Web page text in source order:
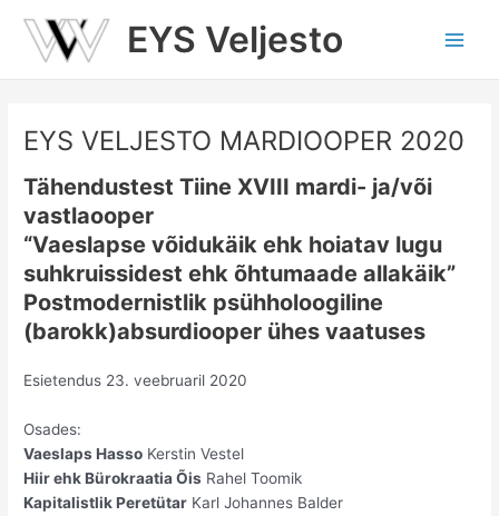
content
EYS Veljesto
EYS VELJESTO MARDIOOPER 2020
Tähendustest Tiine XVIII mardi- ja/või
vastlaooper
“Vaeslapse võidukäik ehk hoiatav lugu
suhkruissidest ehk õhtumaade allakäik”
Postmodernistlik psühholoogiline
(barokk)absurdiooper ühes vaatuses
Esietendus 23. veebruaril 2020
Osades:
Vaeslaps Hasso Kerstin Vestel
Hiir ehk Bürokraatia Õis Rahel Toomik
Kapitalistlik Peretütar Karl Johannes Balder